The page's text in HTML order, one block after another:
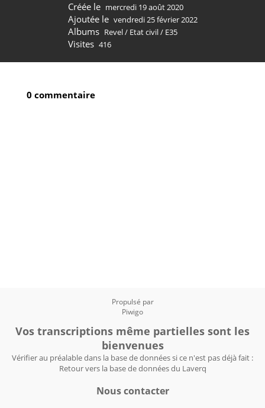
Créée le mercredi 19 août 2020
Ajoutée le vendredi 25 février 2022
Albums Revel/ Etat civil/ E35
Visites 416
0 commentaire
Propulsé par
Piwigo
Vos transcriptions même partielles sont les
bienvenues
Vérifier au préalable dans la base de données si ce n'est pas déjà fait :
Retour vers la base de données du Laverq
Nous contacter